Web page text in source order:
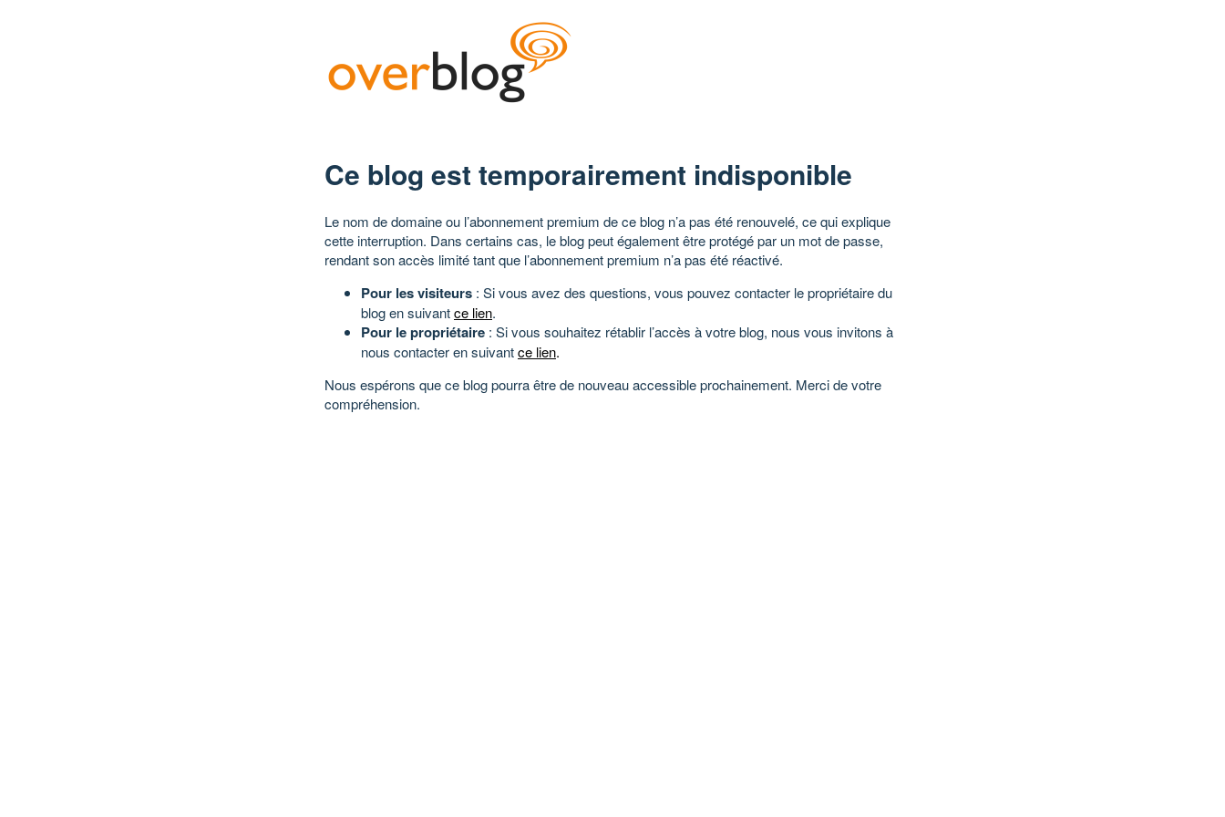
Ce blog est temporairement indisponible
Le nom de domaine ou l’abonnement premium de ce blog n’a pas été renouvelé, ce qui explique
cette interruption. Dans certains cas, le blog peut également être protégé par un mot de passe,
rendant son accès limité tant que l’abonnement premium n’a pas été réactivé.
Pour les visiteurs : Si vous avez des questions, vous pouvez contacter le propriétaire du
blog en suivantce lien.
Pour le propriétaire : Si vous souhaitez rétablir l’accès à votre blog, nous vous invitons à
nous contacter en suivantce lien.
Nous espérons que ce blog pourra être de nouveau accessible prochainement. Merci de votre
compréhension.